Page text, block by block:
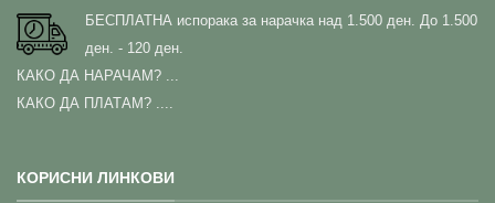
БЕСПЛАТНА испорака за нарачка над 1.500 ден. До 1.500
ден. - 120 ден.
КАКО ДА НАРАЧАМ? ...
КАКО ДА ПЛАТАМ? ....
КОРИСНИ ЛИНКОВИ